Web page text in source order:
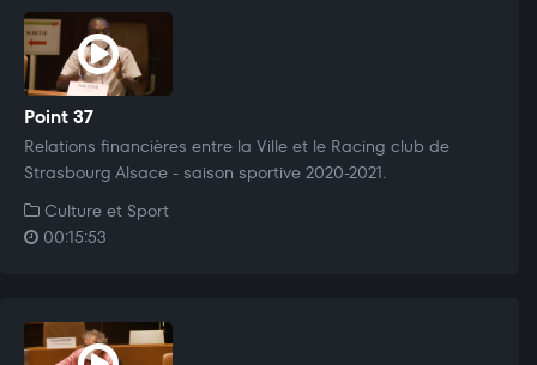
Point 37
Relations financières entre la Ville et le Racing club de
Strasbourg Alsace - saison sportive 2020-2021.
Culture et Sport
00:15:53